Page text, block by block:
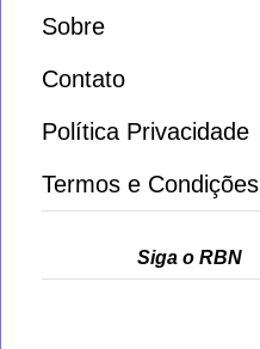
Sobre
Contato
Política Privacidade
Termos e Condições
Siga o RBN